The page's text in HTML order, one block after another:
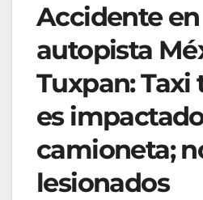
Accidente
autopista
Tuxpan:
es
camioneta;
lesionados